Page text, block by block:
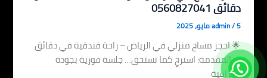
دقائق 0560827041
admin/5 مايو، 2025
🌟 احجز مساج منزلي في الرياض – راحة فندقية في دقائق
✅ المقدمة: استرخِ كما تستحق… جلسة فورية بجودة
احترافية